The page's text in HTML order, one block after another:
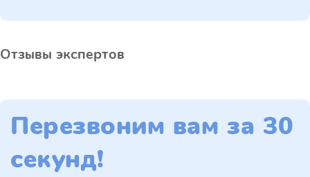
Отзывы экспертов
Перезвоним вам за 30
секунд!